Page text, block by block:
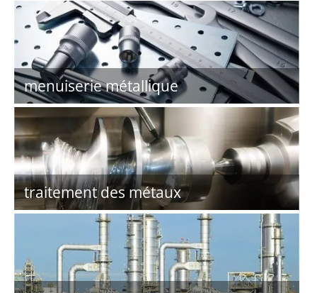
menuiserie métallique
traitement des métaux